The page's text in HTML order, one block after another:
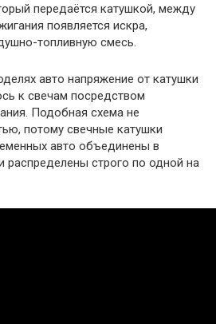
передаётся катушкой, между
появляется искра,
топливную смесь.
авто напряжение от катушки
к свечам посредством
Подобная схема не
потому свечные катушки
авто объединены в
распределены строго по одной на